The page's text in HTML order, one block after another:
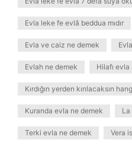
Evla leke fe evlâ beddua mıdır
Evla ve caiz ne demek
Evlah ne demek Hilafı
Kırdığın yerden kırılacaksın
Kuranda evla ne demek
Terki evla ne demek Vera